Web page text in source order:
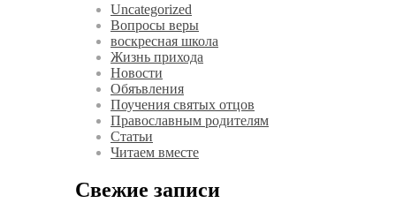
Uncategorized
Вопросы веры
воскресная школа
Жизнь прихода
Новости
Обяъвления
Поучения святых отцов
Православным родителям
Статьи
Читаем вместе
Свежие записи